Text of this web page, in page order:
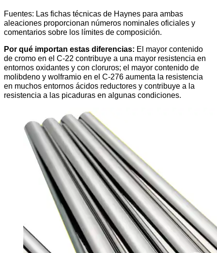
Fuentes: Las fichas técnicas de Haynes para ambas
aleaciones proporcionan números nominales oficiales y
comentarios sobre los límites de composición.
Por qué importan estas diferencias: El mayor contenido
de cromo en el C-22 contribuye a una mayor resistencia en
entornos oxidantes y con cloruros; el mayor contenido de
molibdeno y wolframio en el C-276 aumenta la resistencia
en muchos entornos ácidos reductores y contribuye a la
resistencia a las picaduras en algunas condiciones.